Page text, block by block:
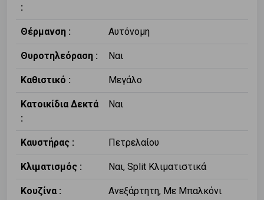
:
Θέρμανση : Αυτόνομη
Θυροτηλεόραση : Ναι
Καθιστικό : Μεγάλο
Κατοικίδια Δεκτά
:
Ναι
Καυστήρας : Πετρελαίου
Κλιματισμός : Ναι, Split Κλιματιστικά
Κουζίνα : Ανεξάρτητη, Με Μπαλκόνι